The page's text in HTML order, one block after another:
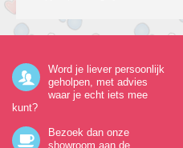
Word je liever persoonlijk
geholpen, met advies
waar je echt iets mee
kunt?
Bezoek dan onze
showroom aan de